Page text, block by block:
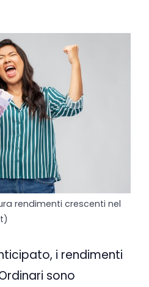
rendimenti crescenti nel
i rendimenti
sono